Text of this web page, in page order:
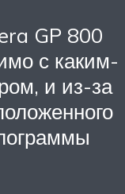
GP 800
с каким-
и из-за